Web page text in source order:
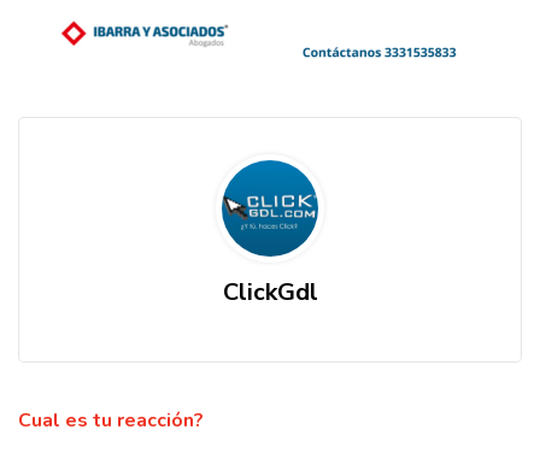
ClickGdl
Cual es tu reacción?